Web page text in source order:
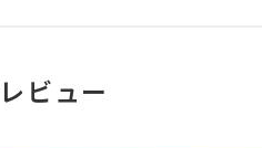
ビュー